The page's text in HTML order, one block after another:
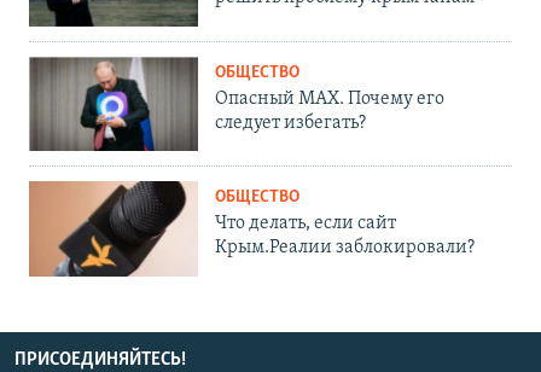
ОБЩЕСТВО
Опасный MAX. Почему его
следует избегать?
ОБЩЕСТВО
Что делать, если сайт
Крым.Реалии заблокировали?
ПРИСОЕДИНЯЙТЕСЬ!